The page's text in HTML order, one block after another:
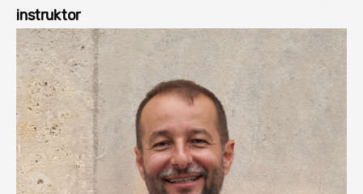
instruktor